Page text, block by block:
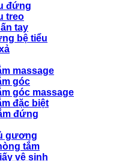
đứng
treo
tay
bệ tiểu
massage
góc
góc massage
đặc biệt
đứng
gương
tắm
vệ sinh